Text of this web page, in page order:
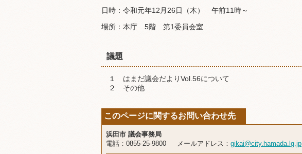
日時：令和元年12月26日（木） 午前11時～
場所：本庁 5階 第1委員会室
議題
１ はまだ議会だよりVol.56について
２ その他
このページに関するお問い合わせ先
浜田市 議会事務局
電話：0855-25-9800 メールアドレス： gikai@city.hamada.lg.jp